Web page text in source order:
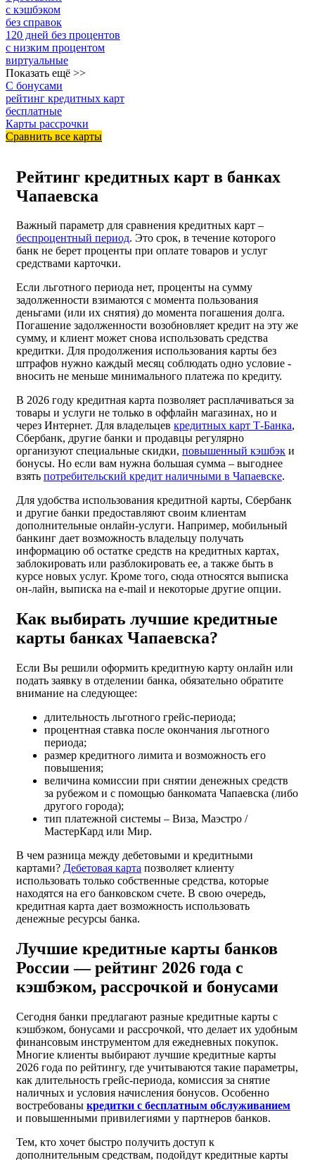
с кэшбэком
без справок
120 дней без процентов
с низким процентом
виртуальные
Показать ещё >>
С бонусами
рейтинг кредитных карт
бесплатные
Карты рассрочки
Сравнить все карты
Рейтинг кредитных карт в банках
Чапаевска
Важный параметр для сравнения кредитных карт –
беспроцентный период. Это срок, в течение которого
банк не берет проценты при оплате товаров и услуг
средствами карточки.
Если льготного периода нет, проценты на сумму
задолженности взимаются с момента пользования
деньгами (или их снятия) до момента погашения долга.
Погашение задолженности возобновляет кредит на эту же
сумму, и клиент может снова использовать средства
кредитки. Для продолжения использования карты без
штрафов нужно каждый месяц соблюдать одно условие -
вносить не меньше минимального платежа по кредиту.
В 2026 году кредитная карта позволяет расплачиваться за
товары и услуги не только в оффлайн магазинах, но и
через Интернет. Для владельцев кредитных карт Т-Банка,
Сбербанк, другие банки и продавцы регулярно
организуют специальные скидки, повышенный кэшбэк и
бонусы. Но если вам нужна большая сумма – выгоднее
взять потребительский кредит наличными в Чапаевске.
Для удобства использования кредитной карты, Сбербанк
и другие банки предоставляют своим клиентам
дополнительные онлайн-услуги. Например, мобильный
банкинг дает возможность владельцу получать
информацию об остатке средств на кредитных картах,
заблокировать или разблокировать ее, а также быть в
курсе новых услуг. Кроме того, сюда относятся выписка
он-лайн, выписка на e-mail и некоторые другие опции.
Как выбирать лучшие кредитные
карты банках Чапаевска?
Если Вы решили оформить кредитную карту онлайн или
подать заявку в отделении банка, обязательно обратите
внимание на следующее:
длительность льготного грейс-периода;
процентная ставка после окончания льготного
периода;
размер кредитного лимита и возможность его
повышения;
величина комиссии при снятии денежных средств
за рубежом и с помощью банкомата Чапаевска (либо
другого города);
тип платежной системы – Виза, Маэстро /
МастерКард или Мир.
В чем разница между дебетовыми и кредитными
картами? Дебетовая карта позволяет клиенту
использовать только собственные средства, которые
находятся на его банковском счете. В свою очередь,
кредитная карта дает возможность использовать
денежные ресурсы банка.
Лучшие кредитные карты банков
России — рейтинг 2026 года с
кэшбэком, рассрочкой и бонусами
Сегодня банки предлагают разные кредитные карты с
кэшбэком, бонусами и рассрочкой, что делает их удобным
финансовым инструментом для ежедневных покупок.
Многие клиенты выбирают лучшие кредитные карты
2026 года по рейтингу, где учитываются такие параметры,
как длительность грейс-периода, комиссия за снятие
наличных и условия начисления бонусов. Особенно
востребованы кредитки с бесплатным обслуживанием
и повышенными привилегиями у партнеров банков.
Тем, кто хочет быстро получить доступ к
дополнительным средствам, подойдут кредитные карты